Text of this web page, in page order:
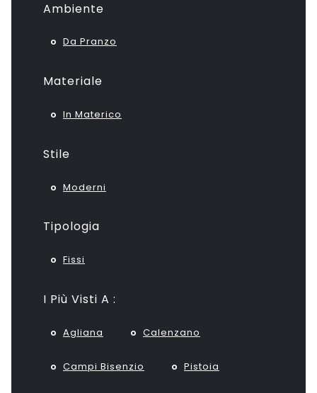
Ambiente
Da Pranzo
Materiale
In Materico
Stile
Moderni
Tipologia
Fissi
I Più Visti A :
Agliana Calenzano
Campi Bisenzio Pistoia